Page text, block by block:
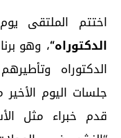
اختتم الملتقى يوم
الدكتوراه“، وهو
الدكتوراه
جلسات اليوم
قدم خبراء مثل